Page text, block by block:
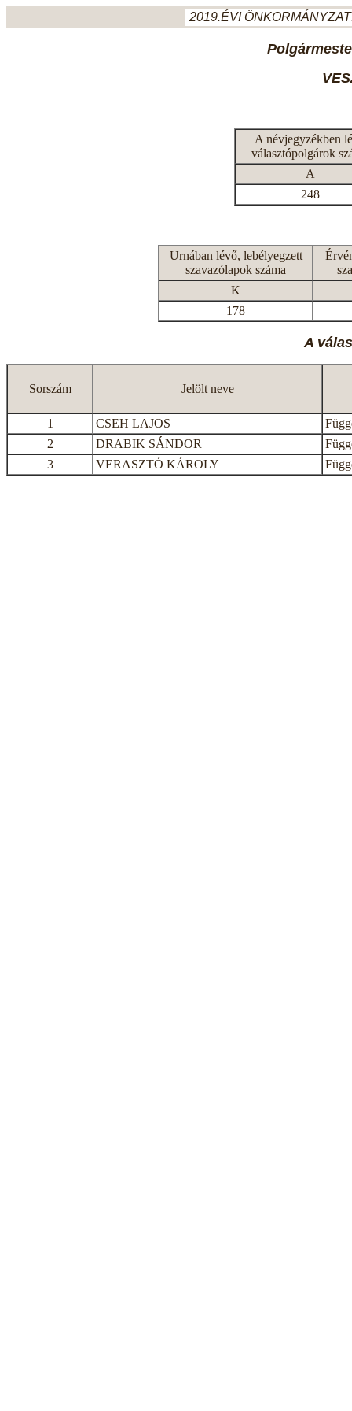
2019.ÉVI
A névjegyzékben
választópolgárok
A
248
Urnában lévő, lebélyegzett
szavazólapok száma
K
178
A
Sorszám Jelölt neve
1 CSEH LAJOS
2
DRABIK SÁNDOR
3
VERASZTÓ KÁROLY